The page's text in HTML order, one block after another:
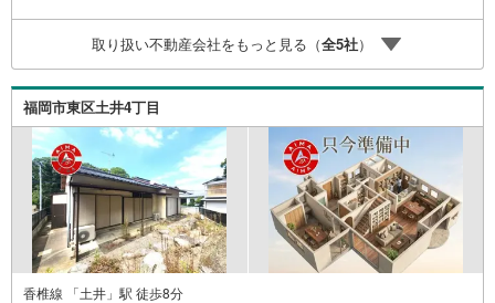
いたします。まずは『見るだけ』『ローン相談だけ』でも
大歓迎。お客様のペースを最優先し、無理な営業は一切行
いません。お客様のライフスタイルに合わせた快適な住ま
い探しをお手伝いいたします。まずはお気軽にお問い合わ
せくださいませ。
取り扱い不動産会社をもっと見る（全5社）
福岡市東区土井4丁目
香椎線 「土井」駅 徒歩8分